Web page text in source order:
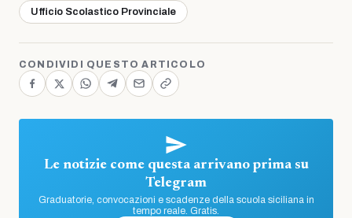
Ufficio Scolastico Provinciale
CONDIVIDI QUESTO ARTICOLO
Le notizie come questa arrivano prima su
Telegram
Graduatorie, convocazioni e scadenze della scuola siciliana in
tempo reale. Gratis.